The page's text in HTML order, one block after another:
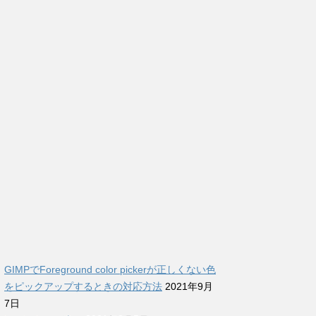
GIMPでForeground color pickerが正しくない色
をピックアップするときの対応方法 2021年9月
7日